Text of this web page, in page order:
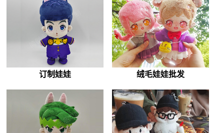
订制娃娃 绒毛娃娃批发